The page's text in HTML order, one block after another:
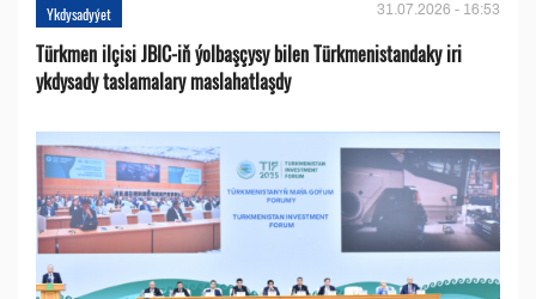
Ykdysadyýet 31.07.2026 - 16:53
Türkmen ilçisi JBIC-iň ýolbaşçysy bilen Türkmenistandaky iri
ykdysady taslamalary maslahatlaşdy